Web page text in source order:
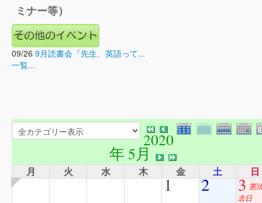
ミナー等）
09/26 9月読書会『先生、英語って...
一覧...
2020
年 5月
月 火 水 木 金 土 日
1 2 3 憲
念日